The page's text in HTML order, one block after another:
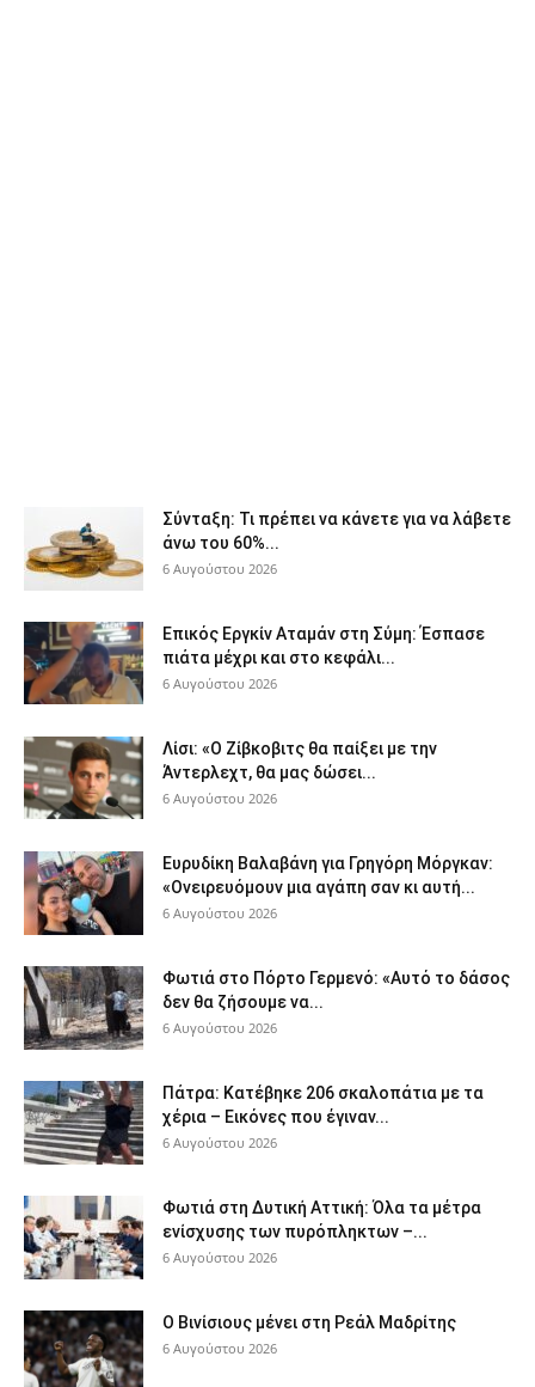
Σύνταξη: Τι πρέπει να κάνετε για να λάβετε
άνω του 60%...
6 Αυγούστου 2026
Επικός Εργκίν Αταμάν στη Σύμη: Έσπασε
πιάτα μέχρι και στο κεφάλι...
6 Αυγούστου 2026
Λίσι: «Ο Ζίβκοβιτς θα παίξει με την
Άντερλεχτ, θα μας δώσει...
6 Αυγούστου 2026
Ευρυδίκη Βαλαβάνη για Γρηγόρη Μόργκαν:
«Ονειρευόμουν μια αγάπη σαν κι αυτή...
6 Αυγούστου 2026
Φωτιά στο Πόρτο Γερμενό: «Αυτό το δάσος
δεν θα ζήσουμε να...
6 Αυγούστου 2026
Πάτρα: Κατέβηκε 206 σκαλοπάτια με τα
χέρια – Εικόνες που έγιναν...
6 Αυγούστου 2026
Φωτιά στη Δυτική Αττική: Όλα τα μέτρα
ενίσχυσης των πυρόπληκτων –...
6 Αυγούστου 2026
Ο Βινίσιους μένει στη Ρεάλ Μαδρίτης
6 Αυγούστου 2026